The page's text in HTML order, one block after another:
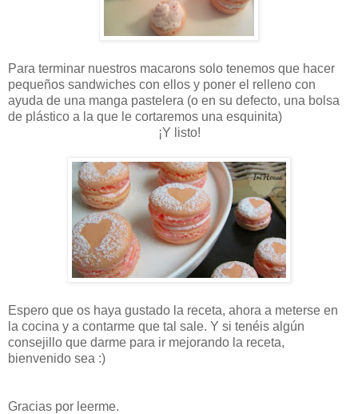
Para terminar nuestros macarons solo tenemos que hacer
pequeños sandwiches con ellos y poner el relleno con
ayuda de una manga pastelera (o en su defecto, una bolsa
de plástico a la que le cortaremos una esquinita)
¡Y listo!
Espero que os haya gustado la receta, ahora a meterse en
la cocina y a contarme que tal sale. Y si tenéis algún
consejillo que darme para ir mejorando la receta,
bienvenido sea :)
Gracias por leerme.